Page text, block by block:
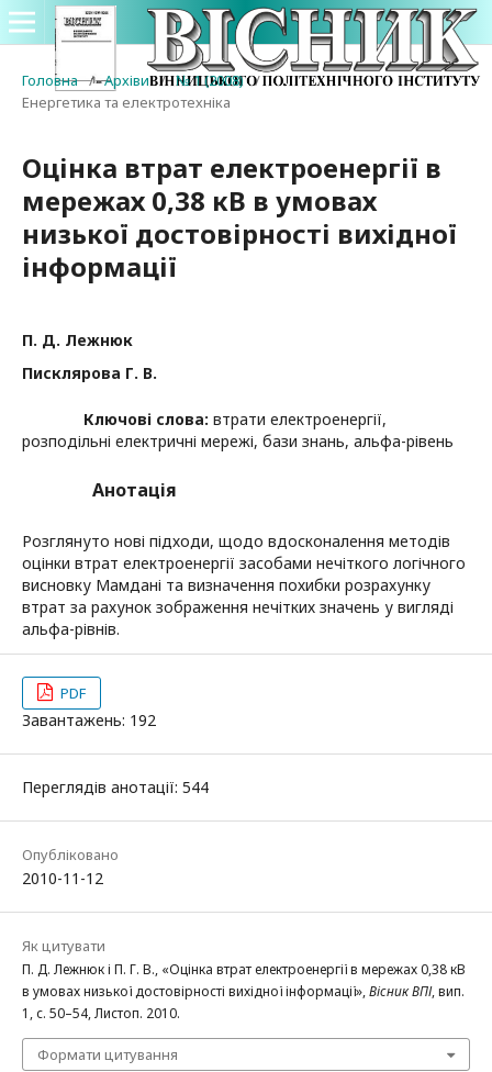
Головна / Архіви / № 1 (2008) /
Енергетика та електротехніка
Оцінка втрат електроенергії в
мережах 0,38 кВ в умовах
низької достовірності вихідної
інформації
П. Д. Лежнюк
Писклярова Г. В.
Ключові слова: втрати електроенергії,
розподільні електричні мережі, бази знань, альфа-рівень
Анотація
Розглянуто нові підходи, щодо вдосконалення методів
оцінки втрат електроенергії засобами нечіткого логічного
висновку Мамдані та визначення похибки розрахунку
втрат за рахунок зображення нечітких значень у вигляді
альфа-рівнів.
PDF
Завантажень: 192
Переглядів анотації: 544
Опубліковано
2010-11-12
Як цитувати
П. Д. Лежнюк і П. Г. В., «Оцінка втрат електроенергії в мережах 0,38 кВ
в умовах низької достовірності вихідної інформації»,Вісник ВПІ, вип.
1, с. 50–54, Листоп. 2010.
Формати цитування